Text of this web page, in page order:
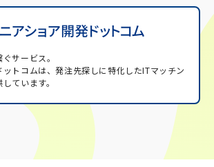
サービス。
ットコムは、発注先探しに特化したITマッチン
ています。